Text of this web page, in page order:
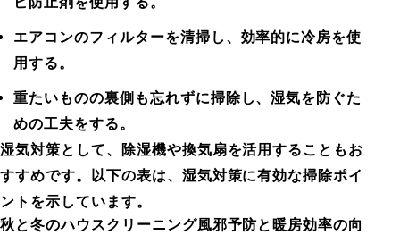
エアコンのフィルターを清掃し、効率的に冷房を使
用する。
重たいものの裏側も忘れずに掃除し、湿気を防ぐた
めの工夫をする。
湿気対策として、除湿機や換気扇を活用することもお
すすめです。以下の表は、湿気対策に有効な掃除ポイ
ントを示しています。
秋と冬のハウスクリーニング風邪予防と暖房効率の向